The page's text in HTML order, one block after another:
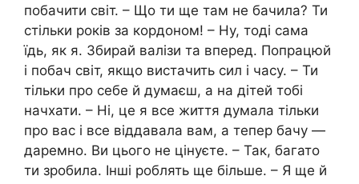
побачити світ. – Що ти ще там не бачила? Ти
стільки років за кордоном! – Ну, тоді сама
їдь, як я. Збирай валізи та вперед. Попрацюй
і побач світ, якщо вистачить сил і часу. – Ти
тільки про себе й думаєш, а на дітей тобі
начхати. – Ні, це я все життя думала тільки
про вас і все віддавала вам, а тепер бачу —
даремно. Ви цього не цінуєте. – Так, багато
ти зробила. Інші роблять ще більше. – Я ще й